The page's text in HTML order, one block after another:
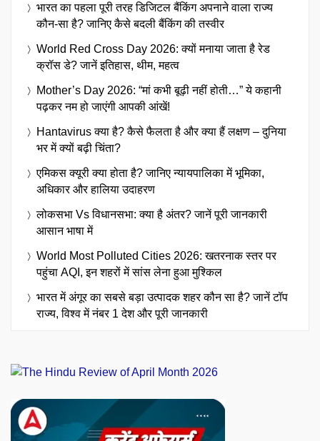
भारत का पहला पूरी तरह डिजिटल बैंकिंग अपनाने वाला राज्य
कौन-सा है? जानिए कैसे बदली बैंकिंग की तस्वीर
World Red Cross Day 2026: क्यों मनाया जाता है रेड
क्रॉस डे? जानें इतिहास, थीम, महत्व
Mother’s Day 2026: “मां कभी बूढ़ी नहीं होती…” ये कहानी
पढ़कर नम हो जाएंगी आपकी आंखें!
Hantavirus क्या है? कैसे फैलता है और क्या हैं लक्षण – दुनिया
भर में क्यों बढ़ी चिंता?
एमिकस क्यूरी क्या होता है? जानिए न्यायपालिका में भूमिका,
अधिकार और हालिया उदाहरण
लोकसभा Vs विधानसभा: क्या है अंतर? जानें पूरी जानकारी
आसान भाषा में
World Most Polluted Cities 2026: खतरनाक स्तर पर
पहुंचा AQI, इन शहरों में सांस लेना हुआ मुश्किल
भारत में अंगूर का सबसे बड़ा उत्पादक शहर कौन सा है? जानें टॉप
राज्य, विश्व में नंबर 1 देश और पूरी जानकारी